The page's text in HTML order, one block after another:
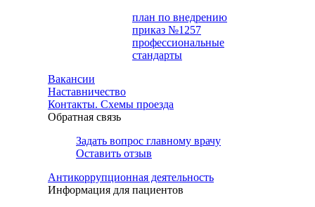
план по внедрению
приказ №1257
профессиональные
стандарты
Вакансии
Наставничество
Контакты. Схемы проезда
Обратная связь
Задать вопрос главному врачу
Оставить отзыв
Антикоррупционная деятельность
Информация для пациентов